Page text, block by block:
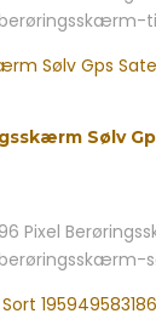
Sølv
Pixel